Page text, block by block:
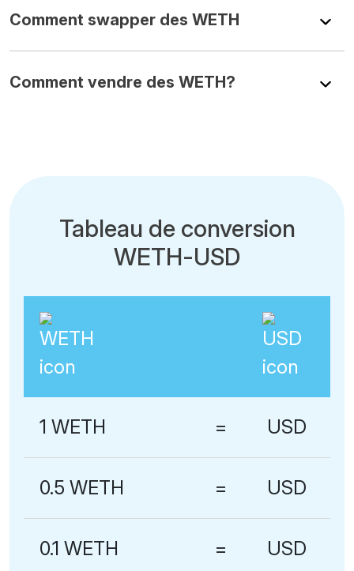
Comment swapper des WETH
Comment vendre des WETH?
Tableau de conversion
WETH-USD
1 WETH = USD
0.5 WETH = USD
0.1 WETH = USD